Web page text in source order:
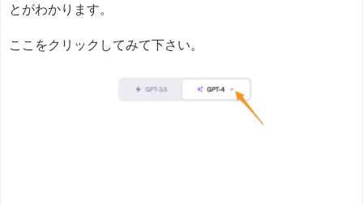
とがわかります。
ここをクリックしてみて下さい。